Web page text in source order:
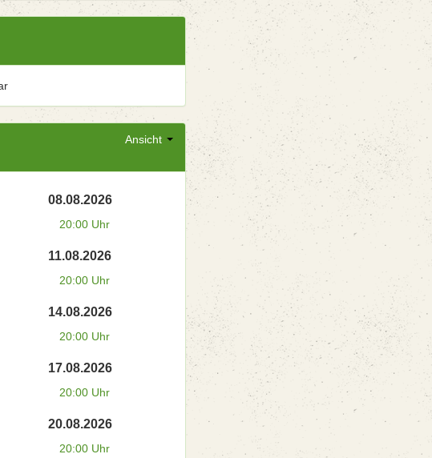
Ansicht
08.08.2026
20:00 Uhr
11.08.2026
20:00 Uhr
14.08.2026
20:00 Uhr
17.08.2026
20:00 Uhr
20.08.2026
20:00 Uhr